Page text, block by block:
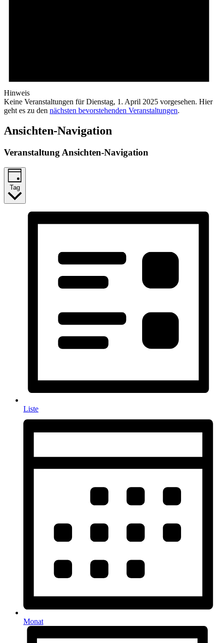
Hinweis
Keine Veranstaltungen für Dienstag, 1. April 2025 vorgesehen. Hier
geht es zu den nächsten bevorstehenden Veranstaltungen.
Ansichten-Navigation
Veranstaltung Ansichten-Navigation
Tag
Liste
Monat